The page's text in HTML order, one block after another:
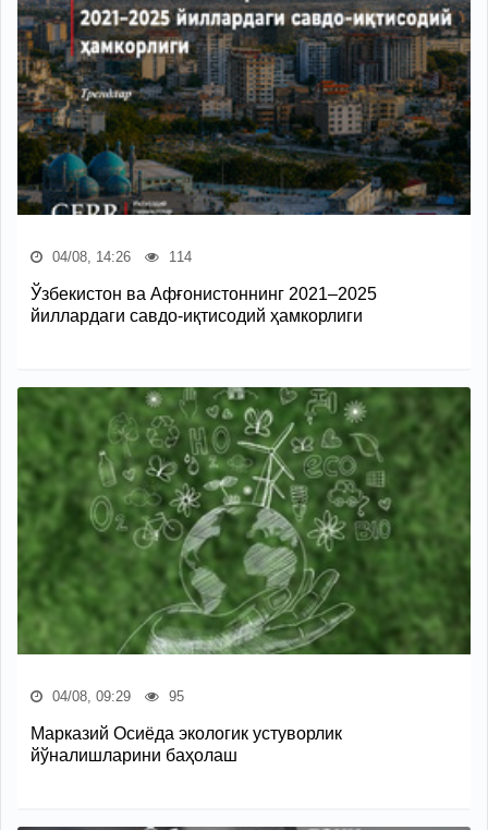
04/08, 14:26 114
Ўзбекистон ва Афғонистоннинг 2021–2025
йиллардаги савдо-иқтисодий ҳамкорлиги
04/08, 09:29 95
Марказий Осиёда экологик устуворлик
йўналишларини баҳолаш